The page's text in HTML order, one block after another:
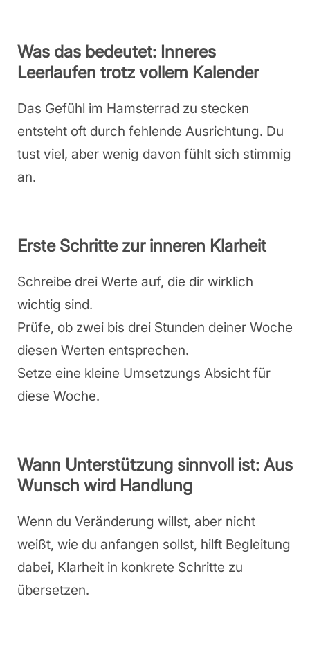
Was das bedeutet: Inneres
Leerlaufen trotz vollem Kalender
Das Gefühl im Hamsterrad zu stecken
entsteht oft durch fehlende Ausrichtung. Du
tust viel, aber wenig davon fühlt sich stimmig
an.
Erste Schritte zur inneren Klarheit
Schreibe drei Werte auf, die dir wirklich
wichtig sind.
Prüfe, ob zwei bis drei Stunden deiner Woche
diesen Werten entsprechen.
Setze eine kleine Umsetzungs Absicht für
diese Woche.
Wann Unterstützung sinnvoll ist: Aus
Wunsch wird Handlung
Wenn du Veränderung willst, aber nicht
weißt, wie du anfangen sollst, hilft Begleitung
dabei, Klarheit in konkrete Schritte zu
übersetzen.